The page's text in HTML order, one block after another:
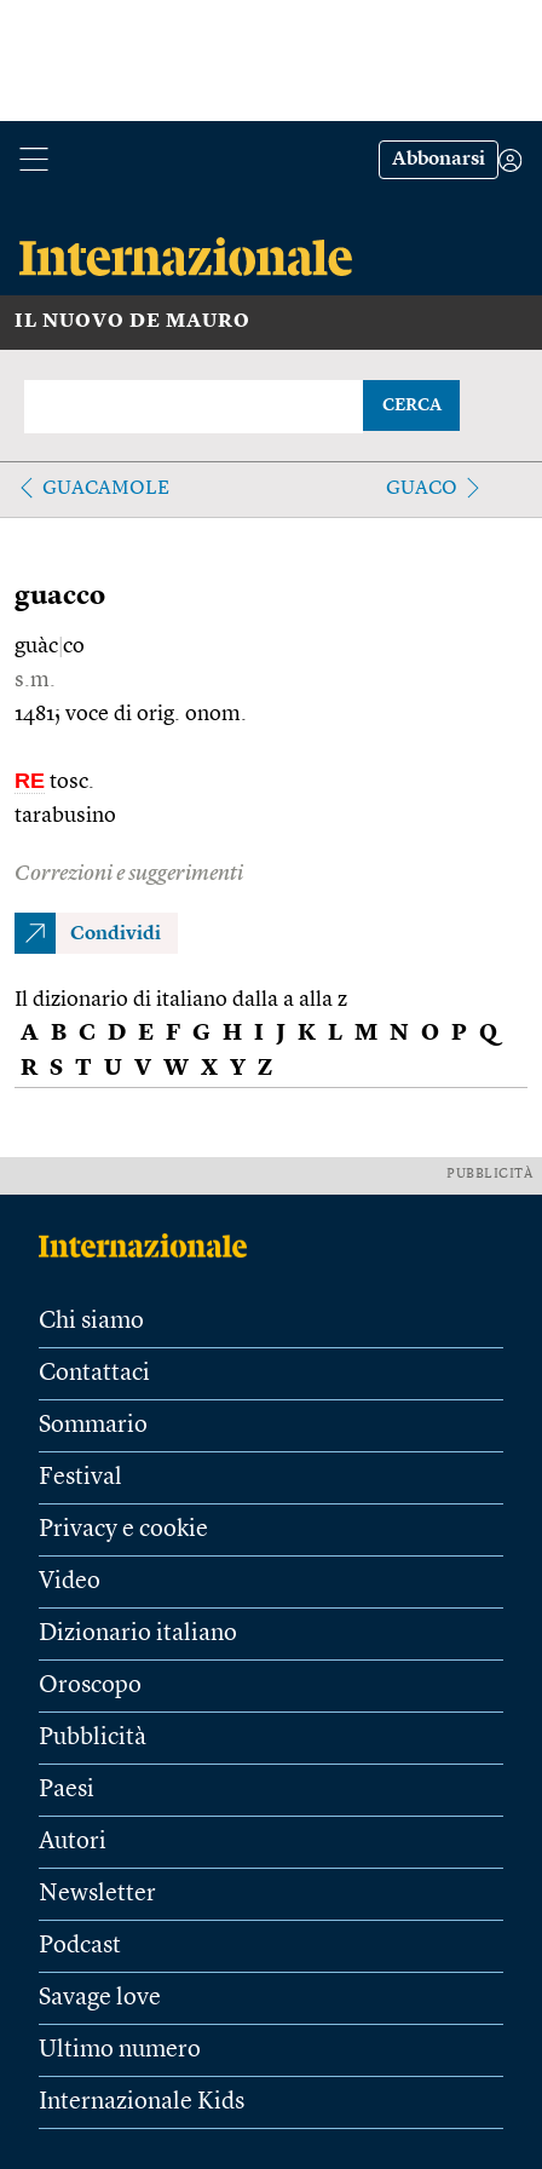
Abbonarsi
IL NUOVO DE MAURO
CERCA
GUACAMOLE GUACO
guacco
guàc co
s.m.
1481; voce di orig. onom.
RE tosc.
tarabusino
Correzioni e suggerimenti
Condividi
Il dizionario di italiano dalla a alla z
A B C D E F G H I J K L M N O P Q
R S T U V W X Y Z
PUBBLICITÀ
Chi siamo
Contattaci
Sommario
Festival
Privacy e cookie
Video
Dizionario italiano
Oroscopo
Pubblicità
Paesi
Autori
Newsletter
Podcast
Savage love
Ultimo numero
Internazionale Kids